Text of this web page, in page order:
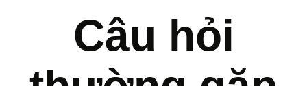
Câu hỏi